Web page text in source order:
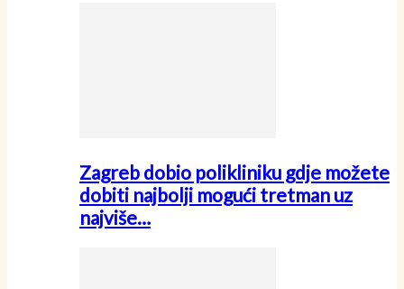
Zagreb dobio polikliniku gdje možete
dobiti najbolji mogući tretman uz
najviše…